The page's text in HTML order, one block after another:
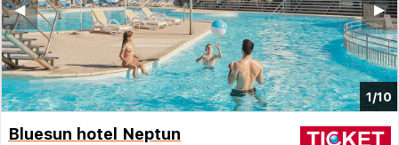
1/10
▶︎
◀︎
Bluesun hotel Neptun